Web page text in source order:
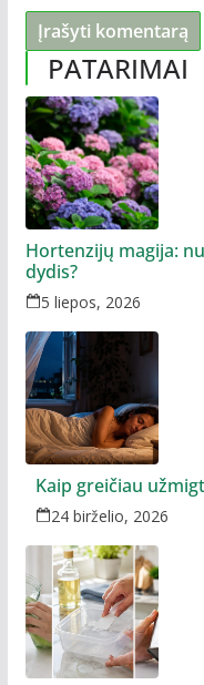
PATARIMAI
Hortenzijų magija:
dydis?
5 liepos, 2026
Kaip greičiau
24 birželio, 2026